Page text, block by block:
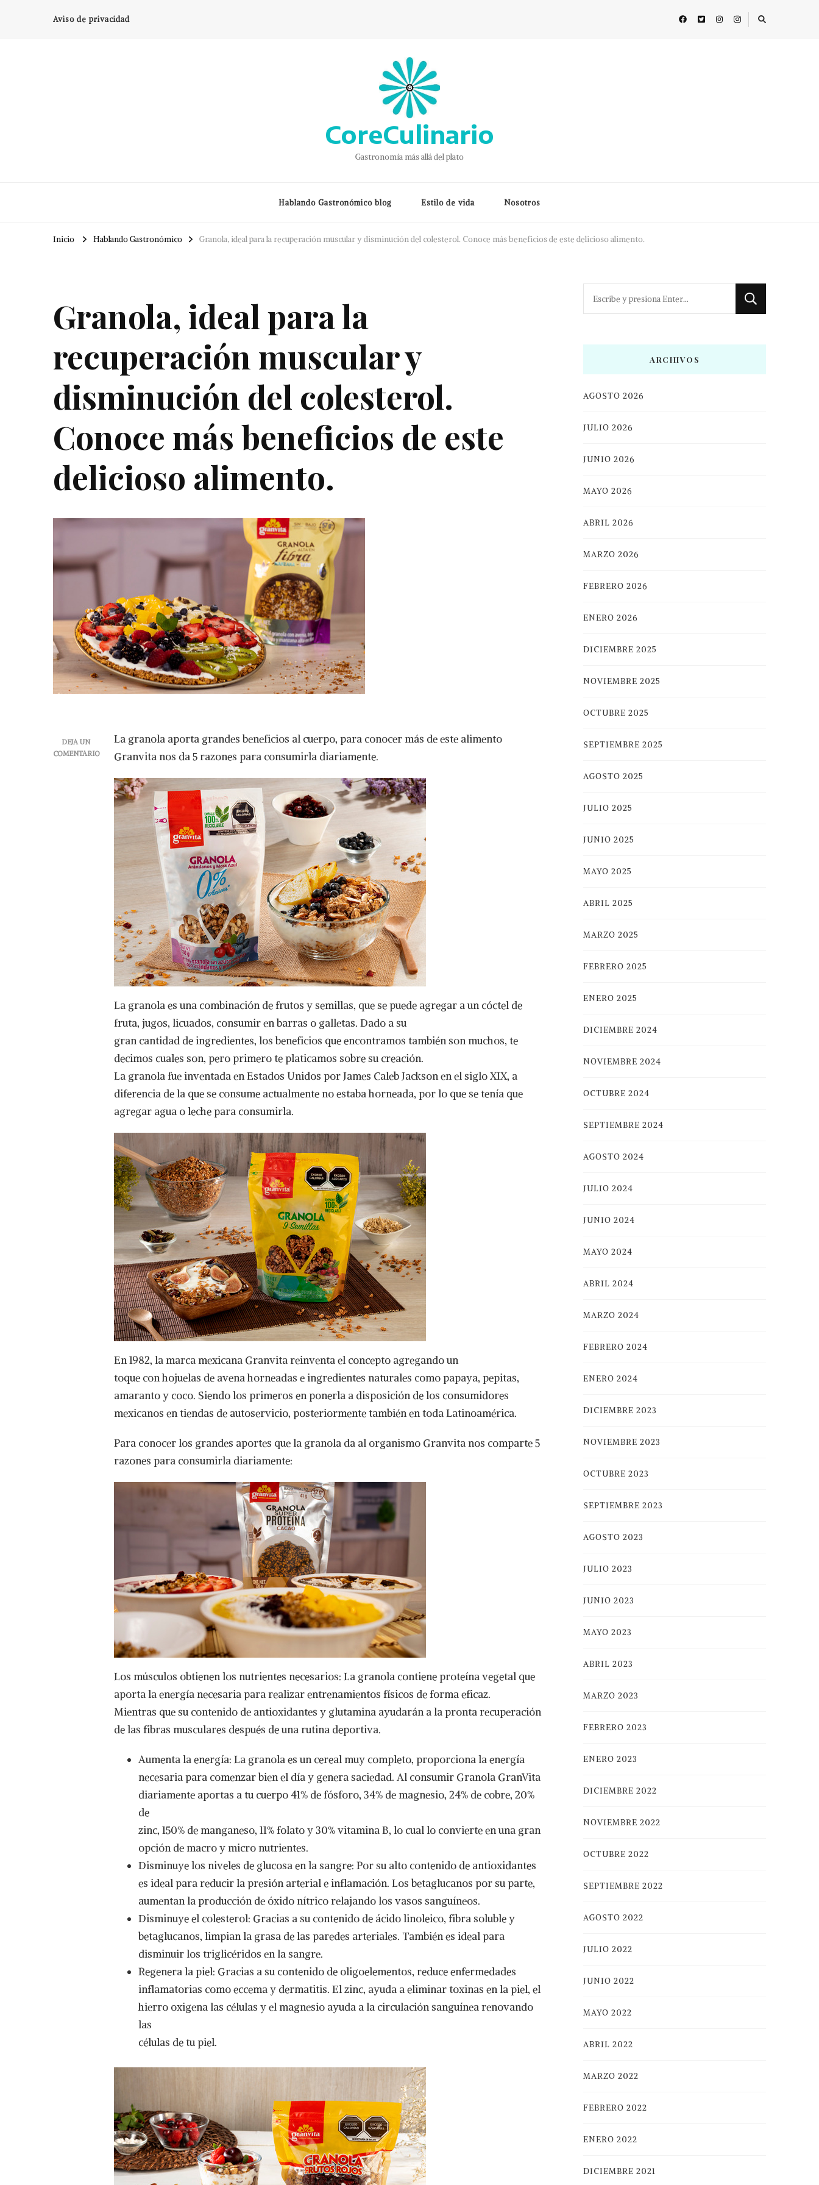
Aviso de privacidad
CoreCulinario
Gastronomía más allá del plato
Hablando Gastronómico blog Estilo de vida Nosotros
Inicio Hablando Gastronómico Granola, ideal para la recuperación muscular y disminución del colesterol. Conoce más beneficios de este delicioso alimento.
Granola, ideal para la
recuperación muscular y
disminución del colesterol.
Conoce más beneficios de este
delicioso alimento.
DEJA UN
COMENTARIO
BENEFICIOS
ALIMENTO.
La granola aporta grandes beneficios al cuerpo, para conocer más de este alimento
Granvita nos da 5 razones para consumirla diariamente.
La granola es una combinación de frutos y semillas, que se puede agregar a un cóctel de
fruta, jugos, licuados, consumir en barras o galletas. Dado a su
gran cantidad de ingredientes, los beneficios que encontramos también son muchos, te
decimos cuales son, pero primero te platicamos sobre su creación.
La granola fue inventada en Estados Unidos por James Caleb Jackson en el siglo XIX, a
diferencia de la que se consume actualmente no estaba horneada, por lo que se tenía que
agregar agua o leche para consumirla.
En 1982, la marca mexicana Granvita reinventa el concepto agregando un
toque con hojuelas de avena horneadas e ingredientes naturales como papaya, pepitas,
amaranto y coco. Siendo los primeros en ponerla a disposición de los consumidores
mexicanos en tiendas de autoservicio, posteriormente también en toda Latinoamérica.
Para conocer los grandes aportes que la granola da al organismo Granvita nos comparte 5
razones para consumirla diariamente:
Los músculos obtienen los nutrientes necesarios: La granola contiene proteína vegetal que
aporta la energía necesaria para realizar entrenamientos físicos de forma eficaz.
Mientras que su contenido de antioxidantes y glutamina ayudarán a la pronta recuperación
de las fibras musculares después de una rutina deportiva.
Aumenta la energía: La granola es un cereal muy completo, proporciona la energía
necesaria para comenzar bien el día y genera saciedad. Al consumir Granola GranVita
diariamente aportas a tu cuerpo 41% de fósforo, 34% de magnesio, 24% de cobre, 20%
de
zinc, 150% de manganeso, 11% folato y 30% vitamina B, lo cual lo convierte en una gran
opción de macro y micro nutrientes.
Disminuye los niveles de glucosa en la sangre: Por su alto contenido de antioxidantes
es ideal para reducir la presión arterial e inflamación. Los betaglucanos por su parte,
aumentan la producción de óxido nítrico relajando los vasos sanguíneos.
Disminuye el colesterol: Gracias a su contenido de ácido linoleico, fibra soluble y
betaglucanos, limpian la grasa de las paredes arteriales. También es ideal para
disminuir los triglicéridos en la sangre.
Regenera la piel: Gracias a su contenido de oligoelementos, reduce enfermedades
inflamatorias como eccema y dermatitis. El zinc, ayuda a eliminar toxinas en la piel, el
hierro oxigena las células y el magnesio ayuda a la circulación sanguínea renovando
las
células de tu piel.
¿Buscas
ARCHIVOS
AGOSTO 2026
JULIO 2026
JUNIO 2026
MAYO 2026
ABRIL 2026
MARZO 2026
FEBRERO 2026
ENERO 2026
DICIEMBRE 2025
NOVIEMBRE 2025
OCTUBRE 2025
SEPTIEMBRE 2025
AGOSTO 2025
JULIO 2025
JUNIO 2025
MAYO 2025
ABRIL 2025
MARZO 2025
FEBRERO 2025
ENERO 2025
DICIEMBRE 2024
NOVIEMBRE 2024
OCTUBRE 2024
SEPTIEMBRE 2024
AGOSTO 2024
JULIO 2024
JUNIO 2024
MAYO 2024
ABRIL 2024
MARZO 2024
FEBRERO 2024
ENERO 2024
DICIEMBRE 2023
NOVIEMBRE 2023
OCTUBRE 2023
SEPTIEMBRE 2023
AGOSTO 2023
JULIO 2023
JUNIO 2023
MAYO 2023
ABRIL 2023
MARZO 2023
FEBRERO 2023
ENERO 2023
DICIEMBRE 2022
NOVIEMBRE 2022
OCTUBRE 2022
SEPTIEMBRE 2022
AGOSTO 2022
JULIO 2022
JUNIO 2022
MAYO 2022
ABRIL 2022
MARZO 2022
FEBRERO 2022
ENERO 2022
DICIEMBRE 2021